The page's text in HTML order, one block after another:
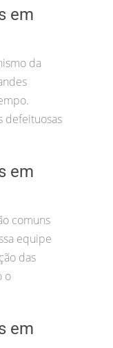
em
da
defeituosas
em
comuns
equipe
das
o
em